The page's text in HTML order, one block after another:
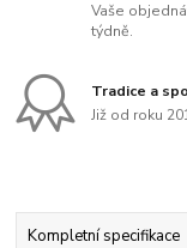
Vaše
týdně.
Tradice a
Již od roku
Kompletní specifikace